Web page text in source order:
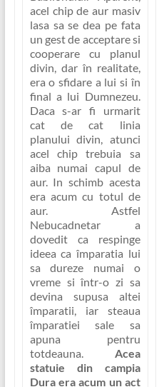
acel chip de aur masiv
lasa sa se dea pe fata
un gest de acceptare si
cooperare cu planul
divin, dar în realitate,
era o sfidare a lui si în
final a lui Dumnezeu.
Daca s-ar fi urmarit
cat de cat linia
planului divin, atunci
acel chip trebuia sa
aiba numai capul de
aur. In schimb acesta
era acum cu totul de
aur. Astfel
Nebucadnetar a
dovedit ca respinge
ideea ca împaratia lui
sa dureze numai o
vreme si într-o zi sa
devina supusa altei
împaratii, iar steaua
împaratiei sale sa
apuna pentru
totdeauna. Acea
statuie din campia
Dura era acum un act